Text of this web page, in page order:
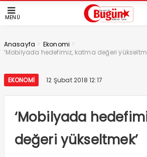
MENÜ
Anasayfa > Ekonomi >
‘Mobilyada hedefimiz, katma değeri
EKONOMI 12 Şubat 2018 12:17
‘Mobilyada
değeri yükseltmek’